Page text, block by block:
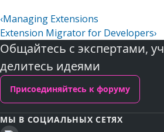
‹Managing Extensions
Extension Migrator for Developers›
Общайтесь с экспертами,
делитесь идеями
Присоединяйтесь к форуму
МЫ В СОЦИАЛЬНЫХ СЕТЯХ